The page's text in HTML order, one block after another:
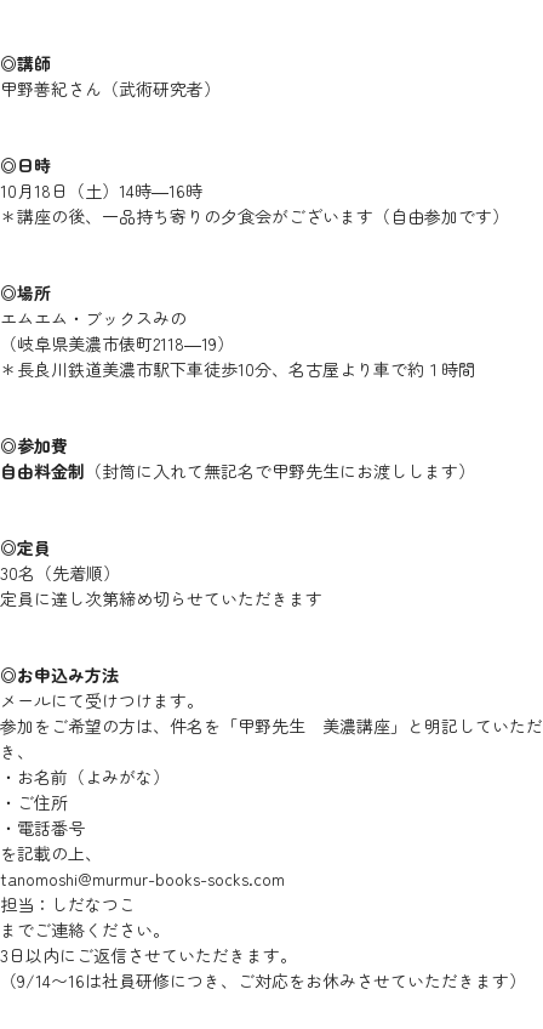
◎講師
甲野善紀さん（武術研究者）
◎日時
10月18日（土）14時―16時
＊講座の後、一品持ち寄りの夕食会がございます（自由参加です）
◎場所
エムエム・ブックスみの
（岐阜県美濃市俵町2118―19）
＊長良川鉄道美濃市駅下車徒歩10分、名古屋より車で約１時間
◎参加費
自由料金制 （封筒に入れて無記名で甲野先生にお渡しします）
◎定員
30名（先着順）
定員に達し次第締め切らせていただきます
◎お申込み方法
メールにて受けつけます。
参加をご希望の方は、件名を「甲野先生 美濃講座」と明記していただ
き、
・お名前（よみがな）
・ご住所
・電話番号
を記載の上、
tanomoshi@murmur-books-socks.com
担当：しだなつこ
までご連絡ください。
3日以内にご返信させていただきます。
（9/14〜16は社員研修につき、ご対応をお休みさせていただきます）